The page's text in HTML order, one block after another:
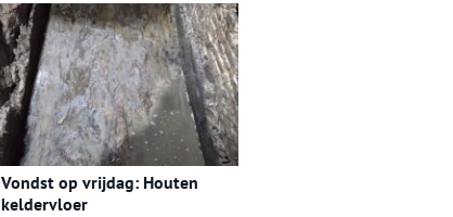
Alkmaar. Toen een vrouw, nu een
man. Beiden op de rug gezien.
Vondst op vrijdag: Houten
keldervloer